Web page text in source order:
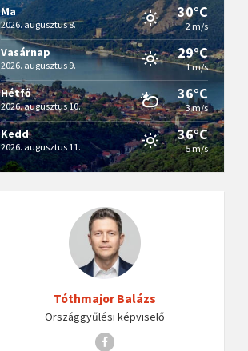
Ma
2026. augusztus 8.
30°C
2 m/s
Vasárnap
2026. augusztus 9.
29°C
1 m/s
Hétfő
2026. augusztus 10.
36°C
3 m/s
Kedd
2026. augusztus 11.
36°C
5 m/s
Tóthmajor Balázs
Országgyűlési képviselő
Facebook